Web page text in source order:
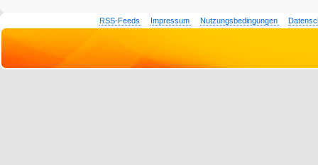
RSS-Feeds Impressum Nutzungsbedingungen